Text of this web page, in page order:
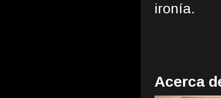
ironía.
Acerca